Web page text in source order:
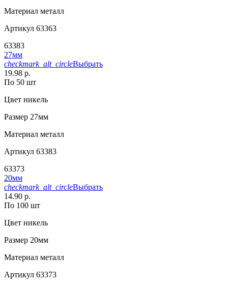
Материал металл
Артикул 63363
63383
27мм
checkmark_alt_circleВыбрать
19.98 р.
По 50 шт
Цвет никель
Размер 27мм
Материал металл
Артикул 63383
63373
20мм
checkmark_alt_circleВыбрать
14.90 р.
По 100 шт
Цвет никель
Размер 20мм
Материал металл
Артикул 63373